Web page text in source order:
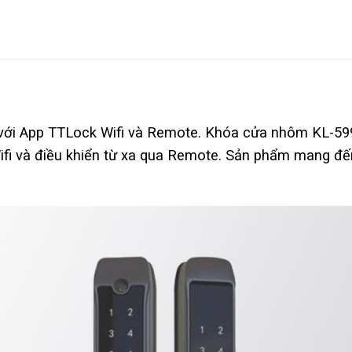
App TTLock Wifi và Remote. Khóa cửa nhôm KL-
và điều khiển từ xa qua Remote. Sản phẩm mang